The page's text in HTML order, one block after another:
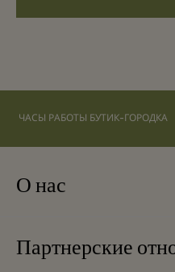
ЧАСЫ РАБОТЫ БУТИК-ГОРОДКА
О нас
Связаться с нами
Партнерские